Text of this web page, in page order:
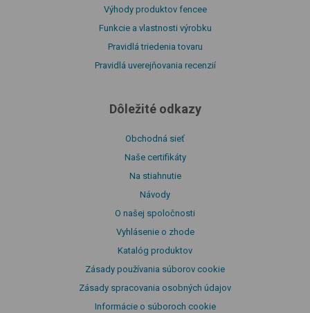
Výhody produktov fencee
Funkcie a vlastnosti výrobku
Pravidlá triedenia tovaru
Pravidlá uverejňovania recenzií
Dôležité odkazy
Obchodná sieť
Naše certifikáty
Na stiahnutie
Návody
O našej spoločnosti
Vyhlásenie o zhode
Katalóg produktov
Zásady používania súborov cookie
Zásady spracovania osobných údajov
Informácie o súboroch cookie